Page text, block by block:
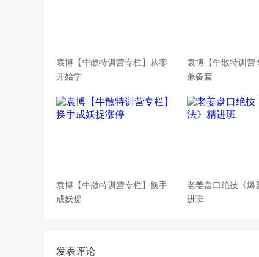
袁博【牛散特训营专栏】从零
开始学
袁博【牛散特训营
兼备套
袁博【牛散特训营专栏】换手
成妖捉
老姜盘口绝技《爆
进班
发表评论